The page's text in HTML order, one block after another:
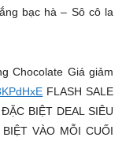
bạc hà – Sô cô la
Chocolate Giá giảm
FLASH SALE
BIỆT DEAL SIÊU
VÀO MỖI CUỐI